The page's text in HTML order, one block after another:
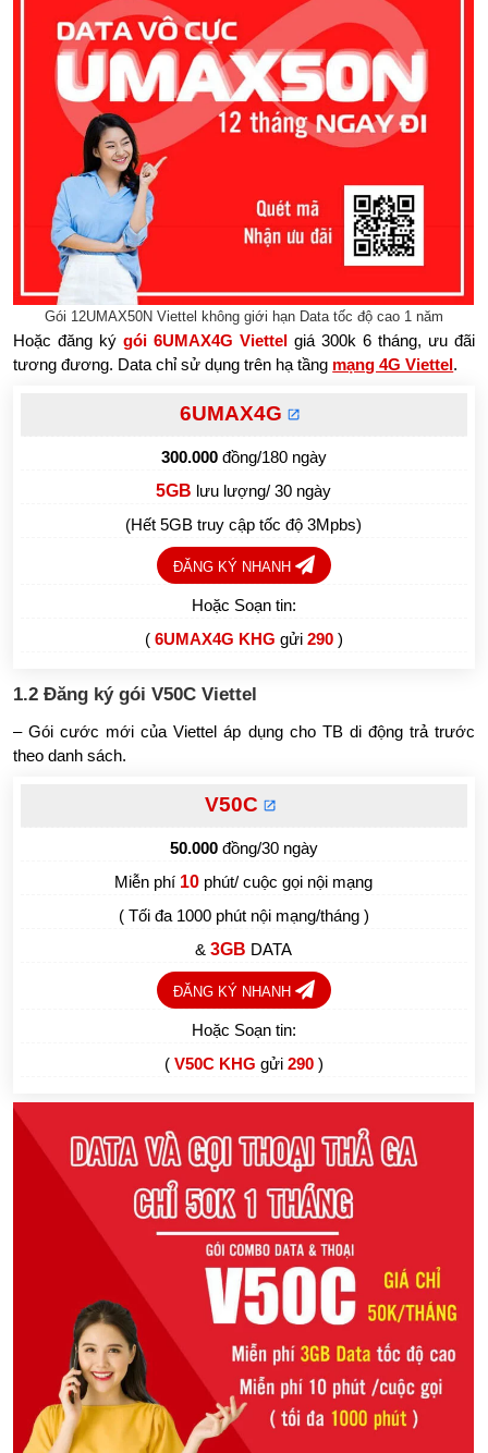
Gói 12UMAX50N Viettel không giới hạn Data tốc độ cao 1 năm
Hoặc đăng kýgói 6UMAX4G Viettel giá 300k 6 tháng, ưu đãi
tương đương. Data chỉ sử dụng trên hạ tầng mạng 4G Viettel.
6UMAX4G
300.000đồng/180 ngày
5GB lưu lượng/ 30 ngày
(Hết 5GB truy cập tốc độ 3Mpbs)
ĐĂNG KÝ NHANH
Hoặc Soạn tin:
( 6UMAX4G KHG gửi 290 )
1.2 Đăng ký gói V50C Viettel
– Gói cước mới của Viettel áp dụng cho TB di động trả trước
theo danh sách.
V50C
50.000đồng/30 ngày
Miễn phí 10 phút/ cuộc gọi nội mạng
( Tối đa 1000 phút nội mạng/tháng )
&3GB DATA
ĐĂNG KÝ NHANH
Hoặc Soạn tin:
( V50C KHG gửi 290 )